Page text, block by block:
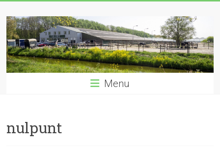
naar
de
inhoud
Menu
nulpunt